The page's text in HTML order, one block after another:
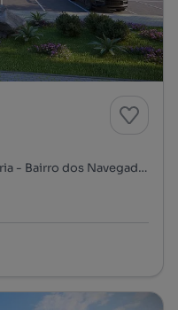
Avenida Lopo Soares de Albergaria - Bairro dos Navegadores, Porto Salvo, Oeiras, Lisboa